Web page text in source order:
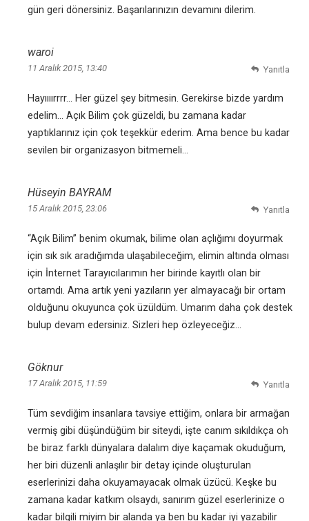
gün geri dönersiniz. Başarılarınızın devamını dilerim.
waroi
11 Aralık 2015, 13:40
Hayıııırrrr… Her güzel şey bitmesin. Gerekirse bizde yardım
edelim… Açık Bilim çok güzeldi, bu zamana kadar
yaptıklarınız için çok teşekkür ederim. Ama bence bu kadar
sevilen bir organizasyon bitmemeli…
Yanıtla
Hüseyin BAYRAM
15 Aralık 2015, 23:06
“Açık Bilim” benim okumak, bilime olan açlığımı doyurmak
için sık sık aradığımda ulaşabileceğim, elimin altında olması
için İnternet Tarayıcılarımın her birinde kayıtlı olan bir
ortamdı. Ama artık yeni yazıların yer almayacağı bir ortam
olduğunu okuyunca çok üzüldüm. Umarım daha çok destek
bulup devam edersiniz. Sizleri hep özleyeceğiz…
Yanıtla
Göknur
17 Aralık 2015, 11:59
Tüm sevdiğim insanlara tavsiye ettiğim, onlara bir armağan
vermiş gibi düşündüğüm bir siteydi, işte canım sıkıldıkça oh
be biraz farklı dünyalara dalalım diye kaçamak okuduğum,
her biri düzenli anlaşılır bir detay içinde oluşturulan
eserlerinizi daha okuyamayacak olmak üzücü. Keşke bu
zamana kadar katkım olsaydı, sanırım güzel eserlerinize o
kadar bilgili miyim bir alanda ya ben bu kadar iyi yazabilir
Yanıtla